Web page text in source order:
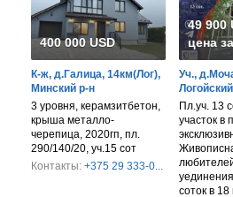
400 000 USD
К-ж, д.Галица, 14км(Лог),
Минский р-н
3 уровня, керамзитбетон,
крыша металло-
черепица, 2020гп, пл.
290/140/20, уч.15 сот
Контакты: +375 29 333-0...
49 900
цена
Уч.,
Пл.уч. 13
участок в
соток в